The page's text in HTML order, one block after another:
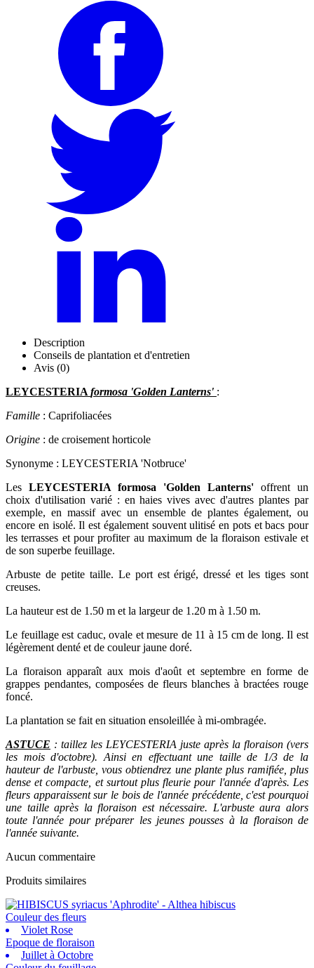
Description
Conseils de plantation et d'entretien
Avis (0)
LEYCESTERIA formosa 'Golden Lanterns' :
Famille : Caprifoliacées
Origine : de croisement horticole
Synonyme : LEYCESTERIA 'Notbruce'
Les LEYCESTERIA formosa 'Golden Lanterns' offrent un
choix d'utilisation varié : en haies vives avec d'autres plantes par
exemple, en massif avec un ensemble de plantes également, ou
encore en isolé. Il est également souvent ulitisé en pots et bacs pour
les terrasses et pour profiter au maximum de la floraison estivale et
de son superbe feuillage.
Arbuste de petite taille. Le port est érigé, dressé et les tiges sont
creuses.
La hauteur est de 1.50 m et la largeur de 1.20 m à 1.50 m.
Le feuillage est caduc, ovale et mesure de 11 à 15 cm de long. Il est
légèrement denté et de couleur jaune doré.
La floraison apparaît aux mois d'août et septembre en forme de
grappes pendantes, composées de fleurs blanches à bractées rouge
foncé.
La plantation se fait en situation ensoleillée à mi-ombragée.
ASTUCE : taillez les LEYCESTERIA juste après la floraison (vers
les mois d'octobre). Ainsi en effectuant une taille de 1/3 de la
hauteur de l'arbuste, vous obtiendrez une plante plus ramifiée, plus
dense et compacte, et surtout plus fleurie pour l'année d'après. Les
fleurs apparaissent sur le bois de l'année précédente, c'est pourquoi
une taille après la floraison est nécessaire. L'arbuste aura alors
toute l'année pour préparer les jeunes pousses à la floraison de
l'année suivante.
Aucun commentaire
Produits similaires
Couleur des fleurs
Violet Rose
Epoque de floraison
Juillet à Octobre